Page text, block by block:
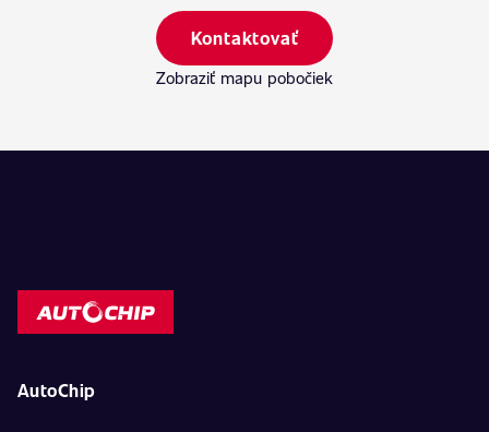
Kontaktovať
Zobraziť mapu pobočiek
AutoChip